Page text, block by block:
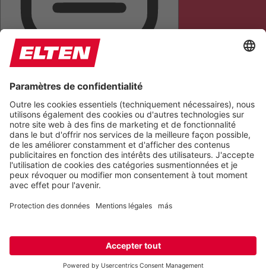
MASQUE DE LECTURE MASQUER LES IMAGES